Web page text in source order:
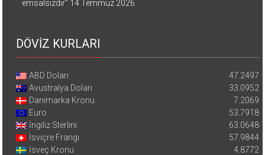
emsalsizdir” 14 Temmuz 2026
DÖVİZ KURLARI
ABD Doları
47.2497
Avustralya Doları
33.0952
Danimarka Kronu
7.2069
Euro
53.7918
İngiliz Sterlini
63.0648
İsviçre Frangı
57.9844
İsveç Kronu
4.8772